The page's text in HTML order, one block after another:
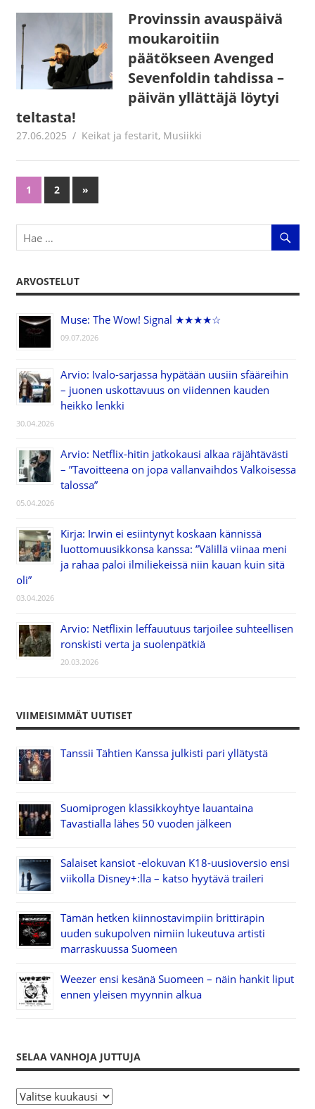
Provinssin avauspäivä
moukaroitiin
päätökseen Avenged
Sevenfoldin tahdissa –
päivän yllättäjä löytyi
teltasta!
27.06.2025 Jouni Hirn
Keikat ja festarit, Musiikki
Artikkelien
selaus
1 2
Next
Posts
»
ARVOSTELUT
Muse: The Wow! Signal ★★★★☆
09.07.2026
Arvio: Ivalo-sarjassa hypätään uusiin sfääreihin
– juonen uskottavuus on viidennen kauden
heikko lenkki
30.04.2026
Arvio: Netflix-hitin jatkokausi alkaa räjähtävästi
– ”Tavoitteena on jopa vallanvaihdos Valkoisessa
talossa”
05.04.2026
Kirja: Irwin ei esiintynyt koskaan kännissä
luottomuusikkonsa kanssa: ”Välillä viinaa meni
ja rahaa paloi ilmiliekeissä niin kauan kuin sitä
oli”
03.04.2026
Arvio: Netflixin leffauutuus tarjoilee suhteellisen
ronskisti verta ja suolenpätkiä
20.03.2026
VIIMEISIMMÄT UUTISET
Tanssii Tähtien Kanssa julkisti pari yllätystä
Suomiprogen klassikkoyhtye lauantaina
Tavastialla lähes 50 vuoden jälkeen
Salaiset kansiot -elokuvan K18-uusioversio ensi
viikolla Disney+:lla – katso hyytävä traileri
Tämän hetken kiinnostavimpiin brittiräpin
uuden sukupolven nimiin lukeutuva artisti
marraskuussa Suomeen
Weezer ensi kesänä Suomeen – näin hankit liput
ennen yleisen myynnin alkua
SELAA VANHOJA JUTTUJA
S